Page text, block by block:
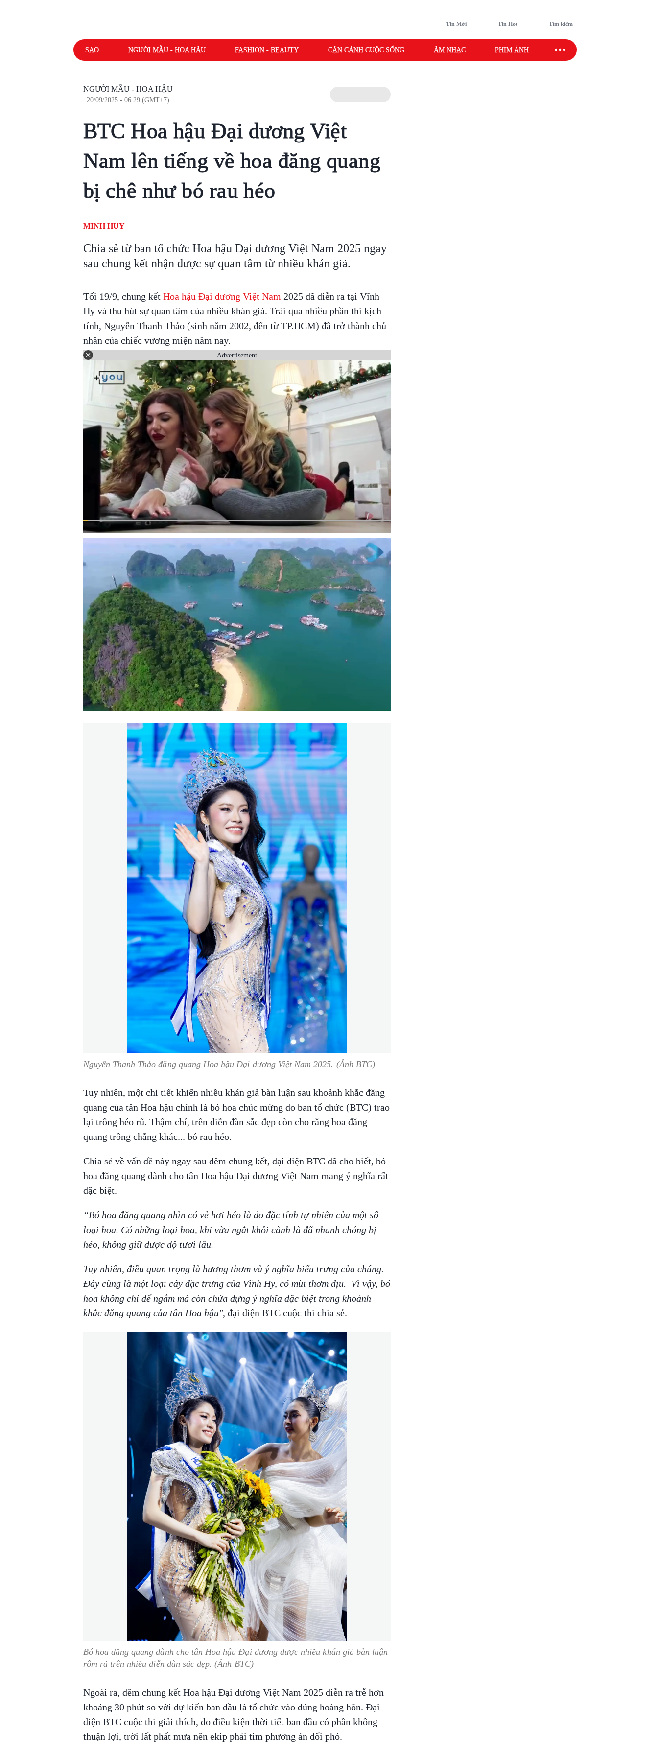
Tin Mới Tin Hot Tìm kiếm
SAO NGƯỜI MẪU - HOA HẬU FASHION - BEAUTY CẬN CẢNH CUỘC SỐNG ÂM NHẠC PHIM ẢNH SAO SPORT
NGƯỜI MẪU - HOA HẬU
20/09/2025 - 06:29 (GMT+7)
BTC Hoa hậu Đại dương Việt
Nam lên tiếng về hoa đăng quang
bị chê như bó rau héo
MINH HUY
Chia sẻ từ ban tổ chức Hoa hậu Đại dương Việt Nam 2025 ngay
sau chung kết nhận được sự quan tâm từ nhiều khán giả.
Tối 19/9, chung kết Hoa hậu Đại dương Việt Nam 2025 đã diễn ra tại Vĩnh
Hy và thu hút sự quan tâm của nhiều khán giả. Trải qua nhiều phần thi kịch
tính, Nguyễn Thanh Thảo (sinh năm 2002, đến từ TP.HCM) đã trở thành chủ
nhân của chiếc vương miện năm nay.
Advertisement
Nguyễn Thanh Thảo đăng quang Hoa hậu Đại dương Việt Nam 2025. (Ảnh BTC)
Tuy nhiên, một chi tiết khiến nhiều khán giả bàn luận sau khoảnh khắc đăng
quang của tân Hoa hậu chính là bó hoa chúc mừng do ban tổ chức (BTC) trao
lại trông héo rũ. Thậm chí, trên diễn đàn sắc đẹp còn cho rằng hoa đăng
quang trông chẳng khác... bó rau héo.
Chia sẻ về vấn đề này ngay sau đêm chung kết, đại diện BTC đã cho biết, bó
hoa đăng quang dành cho tân Hoa hậu Đại dương Việt Nam mang ý nghĩa rất
đặc biệt.
“Bó hoa đăng quang nhìn có vẻ hơi héo là do đặc tính tự nhiên của một số
loại hoa. Có những loại hoa, khi vừa ngắt khỏi cành là đã nhanh chóng bị
héo, không giữ được độ tươi lâu.
Tuy nhiên, điều quan trọng là hương thơm và ý nghĩa biểu trưng của chúng.
Đây cũng là một loại cây đặc trưng của Vĩnh Hy, có mùi thơm dịu. Vì vậy, bó
hoa không chỉ để ngắm mà còn chứa đựng ý nghĩa đặc biệt trong khoảnh
khắc đăng quang của tân Hoa hậu", đại diện BTC cuộc thi chia sẻ.
Bó hoa đăng quang dành cho tân Hoa hậu Đại dương được nhiều khán giả bàn luận
rôm rả trên nhiều diễn đàn sắc đẹp. (Ảnh BTC)
Ngoài ra, đêm chung kết Hoa hậu Đại dương Việt Nam 2025 diễn ra trễ hơn
khoảng 30 phút so với dự kiến ban đầu là tổ chức vào đúng hoàng hôn. Đại
diện BTC cuộc thi giải thích, do điều kiện thời tiết ban đầu có phần không
thuận lợi, trời lất phất mưa nên ekip phải tìm phương án đối phó.